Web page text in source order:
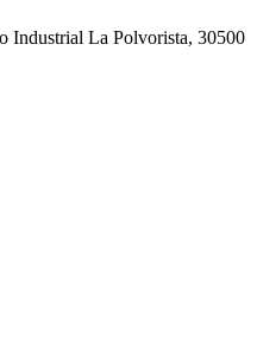
Industrial La Polvorista, 30500